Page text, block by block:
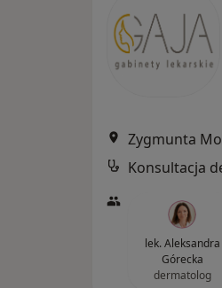
Konsultacja
lek. Aleksandra
Górecka
dermatolog